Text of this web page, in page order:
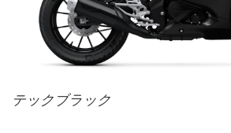
テックブラック